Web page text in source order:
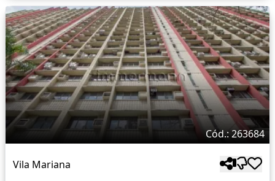
Cód.: 263684
Vila Mariana